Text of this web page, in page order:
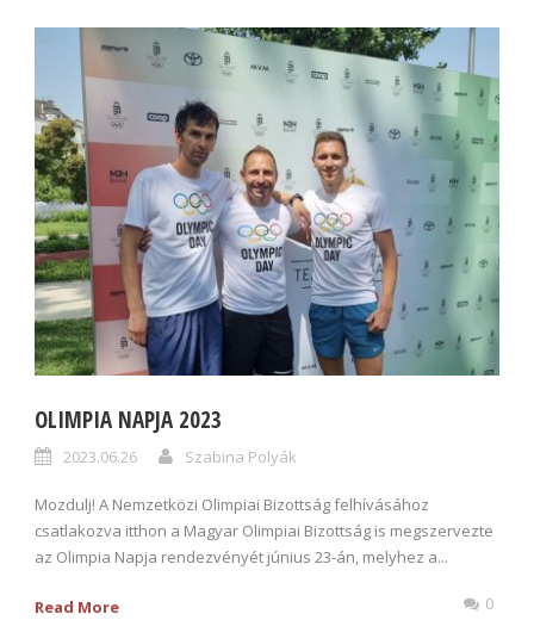
OLIMPIA NAPJA 2023
2023.06.26 Szabina Polyák
Mozdulj! A Nemzetközi Olimpiai Bizottság felhívásához
csatlakozva itthon a Magyar Olimpiai Bizottság is megszervezte
az Olimpia Napja rendezvényét június 23-án, melyhez a...
Read More 0